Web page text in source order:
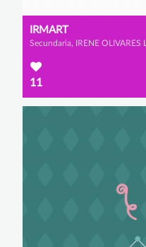
IRMART
11